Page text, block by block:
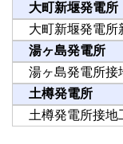
大町新堰発電所
大町新堰発電所
湯ヶ島発電所
湯ヶ島発電所接
土樽発電所
土樽発電所接地